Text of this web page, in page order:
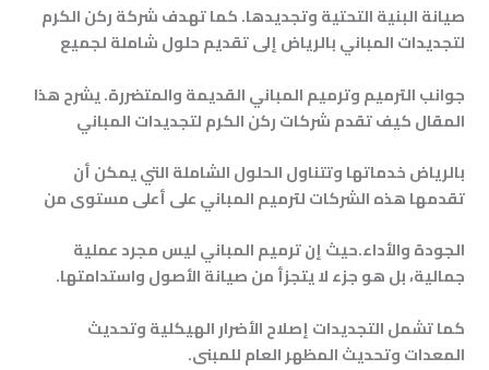
صيانة البنية التحتية وتجديدها. كما تهدف شركة ركن الكرم
لتجديدات المباني بالرياض إلى تقديم حلول شاملة لجميع
جوانب الترميم وترميمالمباني القديمة والمتضررة. يشرح هذا
المقال كيف تقدم شركات ركن الكرم لتجديدات المباني
بالرياض خدماتهاوتتناول الحلول الشاملة التي يمكن أن
تقدمها هذه الشركات لترميم المباني على أعلى مستوى من
الجودة والأداء.حيث إن ترميم المباني ليس مجرد عملية
جمالية، بل هو جزء لا يتجزأ من صيانة الأصول واستدامتها.
كما تشملالتجديدات إصلاح الأضرار الهيكلية وتحديث
المعدات وتحديث المظهر العام للمبنى.